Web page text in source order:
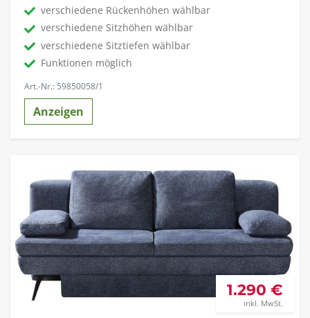
verschiedene Rückenhöhen wählbar
verschiedene Sitzhöhen wählbar
verschiedene Sitztiefen wählbar
Funktionen möglich
Art.-Nr.: 59850058/1
Anzeigen
1.290 €
inkl. MwSt.